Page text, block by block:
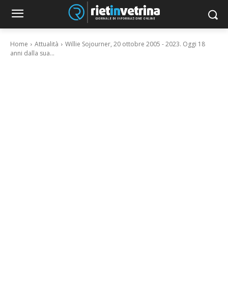
Home Attualità
Willie Sojourner, 20 ottobre 2005 - 2023. Oggi 18
anni dalla sua...